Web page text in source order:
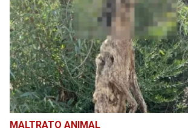
MALTRATO ANIMAL